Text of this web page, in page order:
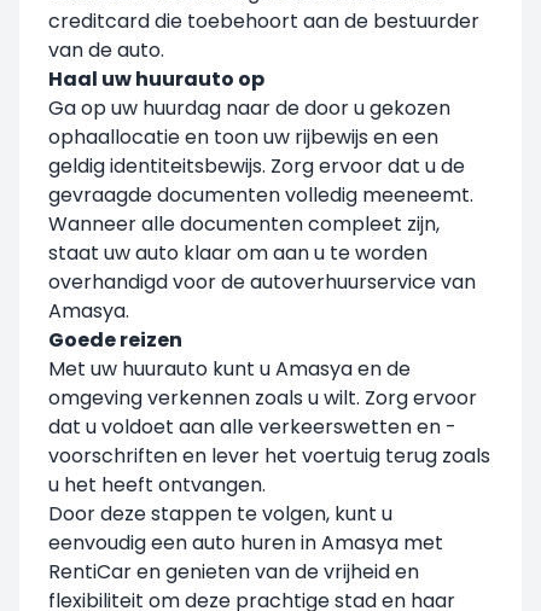
creditcard die toebehoort aan de bestuurder
van de auto.
Haal uw huurauto op
Ga op uw huurdag naar de door u gekozen
ophaallocatie en toon uw rijbewijs en een
geldig identiteitsbewijs. Zorg ervoor dat u de
gevraagde documenten volledig meeneemt.
Wanneer alle documenten compleet zijn,
staat uw auto klaar om aan u te worden
overhandigd voor de autoverhuurservice van
Amasya.
Goede reizen
Met uw huurauto kunt u Amasya en de
omgeving verkennen zoals u wilt. Zorg ervoor
dat u voldoet aan alle verkeerswetten en -
voorschriften en lever het voertuig terug zoals
u het heeft ontvangen.
Door deze stappen te volgen, kunt u
eenvoudig een auto huren in Amasya met
RentiCar en genieten van de vrijheid en
flexibiliteit om deze prachtige stad en haar